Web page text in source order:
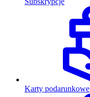
Karty podarunkowe